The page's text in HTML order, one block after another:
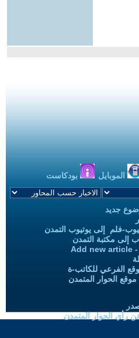
الموبايل بودكاست
جديد
فلم إلى يوتيوب التمدن
إلى مكتبة التمدن
Add new article
الفرعي للكاتب-ة
الحوار المتمدن
رأي الحوار المتمدن